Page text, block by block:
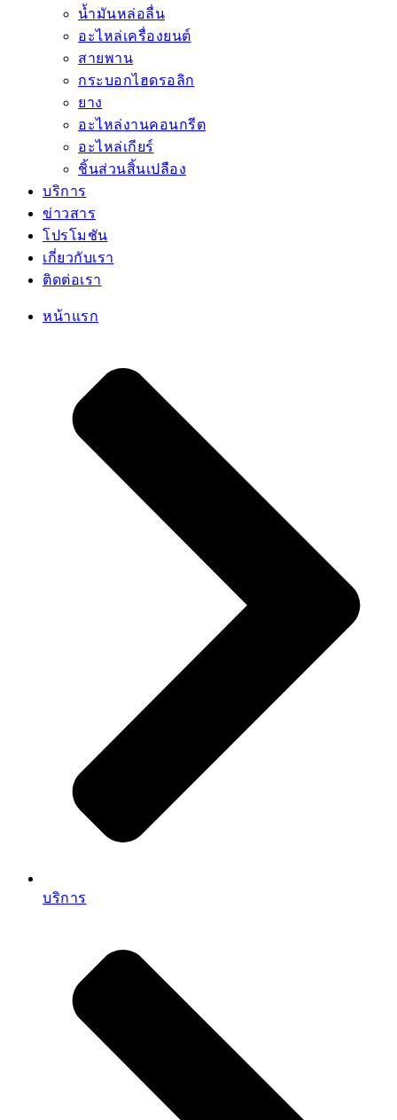
น้ำมันหล่อลื่น
อะไหล่เครื่องยนต์
สายพาน
กระบอกไฮดรอลิก
ยาง
อะไหล่งานคอนกรีต
อะไหล่เกียร์
ชิ้นส่วนสิ้นเปลือง
บริการ
ข่าวสาร
โปรโมชัน
เกี่ยวกับเรา
ติดต่อเรา
หน้าแรก
บริการ